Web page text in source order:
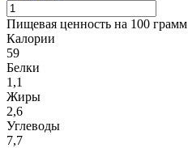
Пищевая ценность на 100 грамм
Калории
59
Белки
1,1
Жиры
2,6
Углеводы
7,7